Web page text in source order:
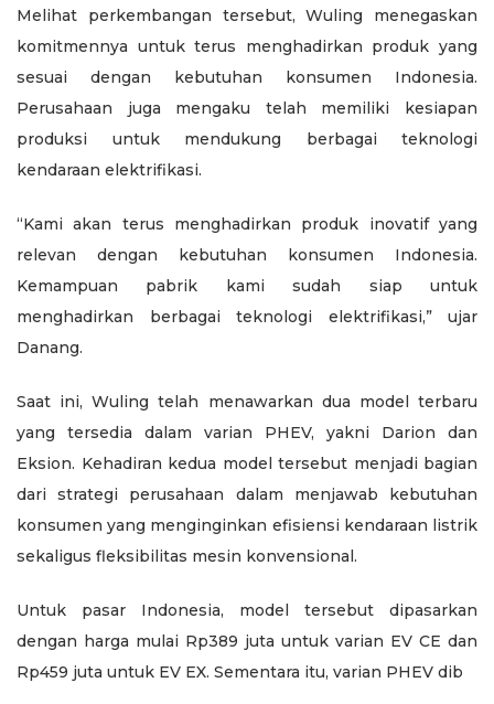
Melihat perkembangan tersebut, Wuling menegaskan
komitmennya untuk terus menghadirkan produk yang
sesuai dengan kebutuhan konsumen Indonesia.
Perusahaan juga mengaku telah memiliki kesiapan
produksi untuk mendukung berbagai teknologi
kendaraan elektrifikasi.
“Kami akan terus menghadirkan produk inovatif yang
relevan dengan kebutuhan konsumen Indonesia.
Kemampuan pabrik kami sudah siap untuk
menghadirkan berbagai teknologi elektrifikasi,” ujar
Danang.
Saat ini, Wuling telah menawarkan dua model terbaru
yang tersedia dalam varian PHEV, yakni Darion dan
Eksion. Kehadiran kedua model tersebut menjadi bagian
dari strategi perusahaan dalam menjawab kebutuhan
konsumen yang menginginkan efisiensi kendaraan listrik
sekaligus fleksibilitas mesin konvensional.
Untuk pasar Indonesia, model tersebut dipasarkan
dengan harga mulai Rp389 juta untuk varian EV CE dan
Rp459 juta untuk EV EX. Sementara itu, varian PHEV dib